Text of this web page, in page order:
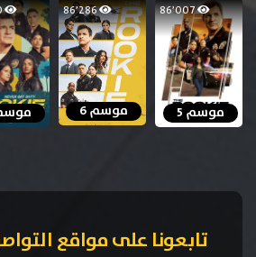
86٬007
موسم 5
86٬286
موسم 6
60٬300
موسم
تابعونا على مواقع